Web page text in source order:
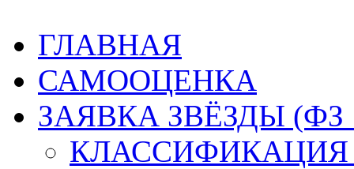
ГЛАВНАЯ
САМООЦЕНКА
ЗАЯВКА ЗВЁЗДЫ (ФЗ
КЛАССИФИКАЦИЯ